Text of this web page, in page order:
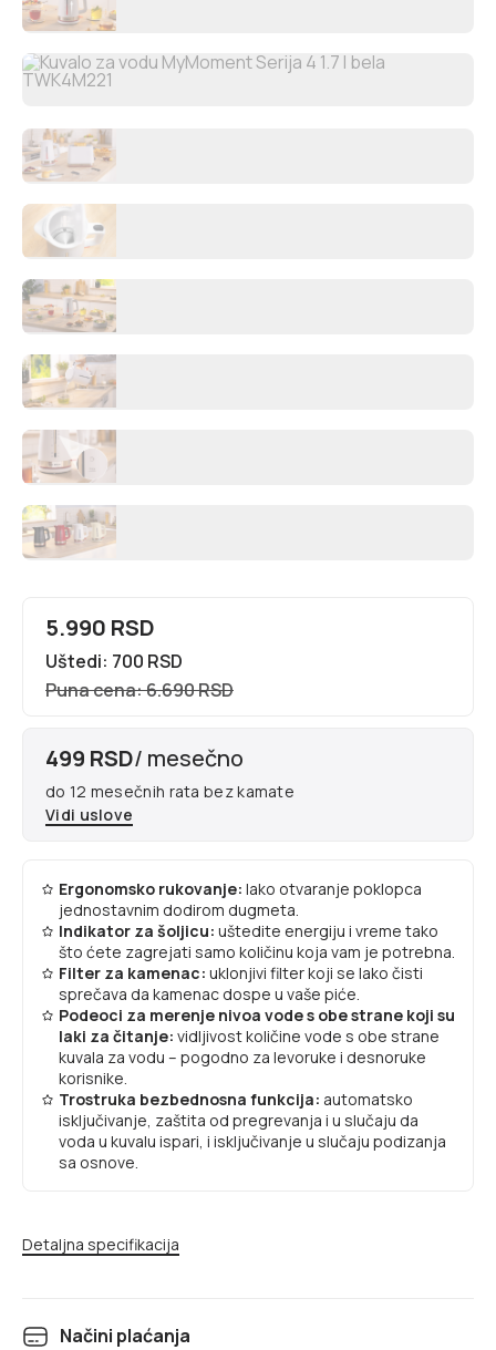
5.990 RSD
Uštedi: 700 RSD
Puna cena: 6.690 RSD
499 RSD/ mesečno
do 12 mesečnih rata bez kamate
Vidi uslove
Ergonomsko rukovanje: lako otvaranje poklopca
jednostavnim dodirom dugmeta.
Indikator za šoljicu: uštedite energiju i vreme tako
što ćete zagrejati samo količinu koja vam je potrebna.
Filter za kamenac: uklonjivi filter koji se lako čisti
sprečava da kamenac dospe u vaše piće.
Podeoci za merenje nivoa vode s obe strane koji su
laki za čitanje: vidljivost količine vode s obe strane
kuvala za vodu – pogodno za levoruke i desnoruke
korisnike.
Trostruka bezbednosna funkcija: automatsko
isključivanje, zaštita od pregrevanja i u slučaju da
voda u kuvalu ispari, i isključivanje u slučaju podizanja
sa osnove.
Detaljna specifikacija
Načini plaćanja